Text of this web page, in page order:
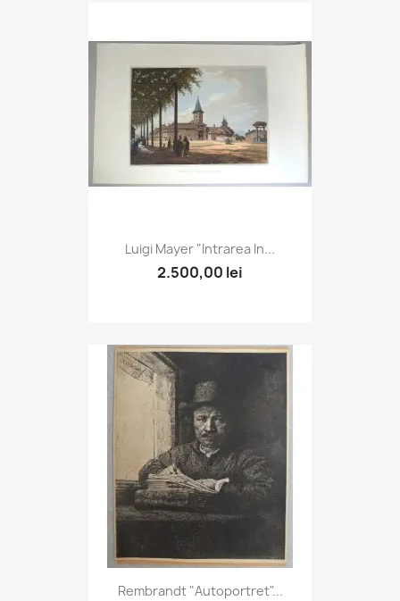
Luigi Mayer "Intrarea In...
2.500,00 lei
Rembrandt "Autoportret"...